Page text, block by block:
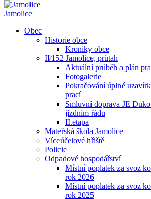
Jamolice
Obec
Historie obce
Kroniky obce
II⁄152 Jamolice, průtah
Aktuální průběh a plán
Fotogalerie
Pokračování úplné
prací
Smluvní doprava JE
jízdním řádu
II.etapa
Mateřská škola Jamolice
Víceúčelové hřiště
Policie
Odpadové hospodářství
Místní poplatek za svoz
rok 2026
Místní poplatek za svoz
rok 2025